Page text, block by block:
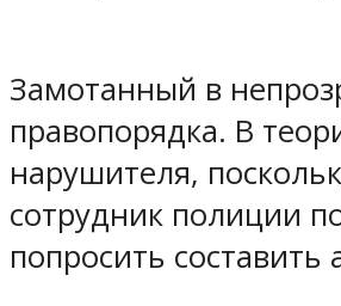
Замотанный в
правопорядка. В
нарушителя,
сотрудник полиции
попросить составить